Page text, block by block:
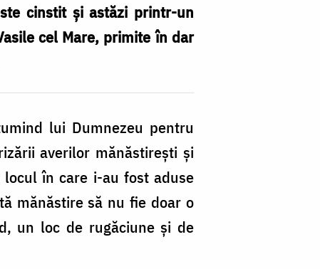
cinstit și astăzi printr-un
cel Mare, primite în dar
lui Dumnezeu pentru
averilor mănăstirești și
locul în care i-au fost aduse
mănăstire să nu fie doar o
un loc de rugăciune și de